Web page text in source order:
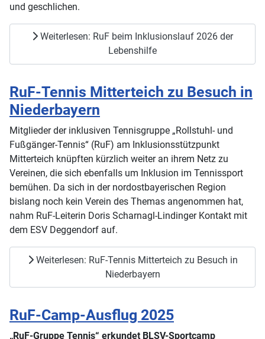
und geschlichen.
Weiterlesen: RuF beim Inklusionslauf 2026 der
Lebenshilfe
RuF-Tennis Mitterteich zu Besuch in
Niederbayern
Mitglieder der inklusiven Tennisgruppe „Rollstuhl- und
Fußgänger-Tennis“ (RuF) am Inklusionsstützpunkt
Mitterteich knüpften kürzlich weiter an ihrem Netz zu
Vereinen, die sich ebenfalls um Inklusion im Tennissport
bemühen. Da sich in der nordostbayerischen Region
bislang noch kein Verein des Themas angenommen hat,
nahm RuF-Leiterin Doris Scharnagl-Lindinger Kontakt mit
dem ESV Deggendorf auf.
Weiterlesen: RuF-Tennis Mitterteich zu Besuch in
Niederbayern
RuF-Camp-Ausflug 2025
„RuF-Gruppe Tennis“ erkundet BLSV-Sportcamp